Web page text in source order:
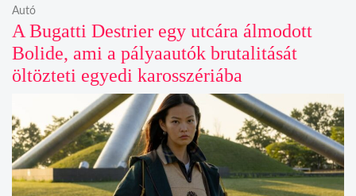
A Bugatti Destrier egy utcára álmodott
Bolide, ami a pályaautók brutalitását
öltözteti egyedi karosszériába
Autó